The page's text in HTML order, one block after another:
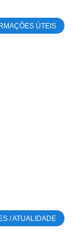
ÚTEIS
/ ATUALIDADE